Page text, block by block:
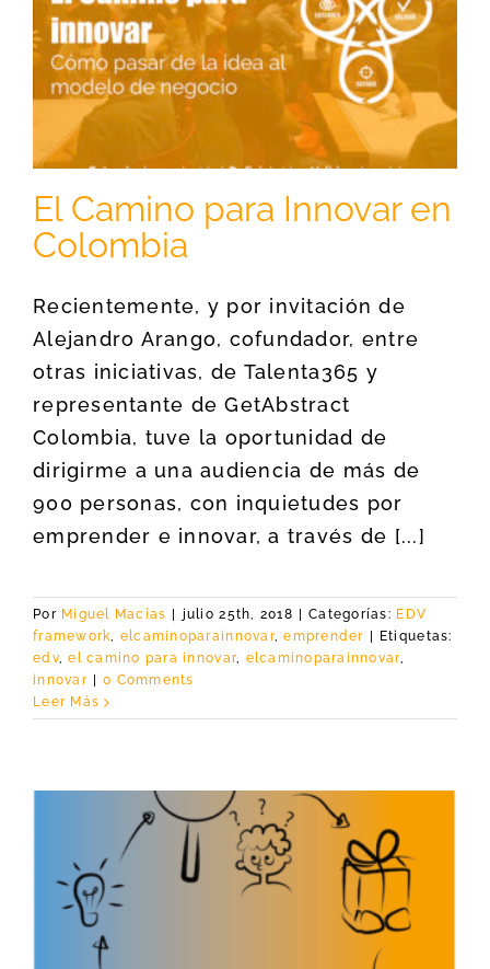
El Camino para Innovar en
Colombia
Recientemente, y por invitación de
Alejandro Arango, cofundador, entre
otras iniciativas, de Talenta365 y
representante de GetAbstract
Colombia, tuve la oportunidad de
dirigirme a una audiencia de más de
900 personas, con inquietudes por
emprender e innovar, a través de [...]
Por Miguel Macías | julio 25th, 2018 | Categorías: EDV
framework
elcaminoparainnovar,emprender | Etiquetas:
edv,el camino para innovar, elcaminoparainnovar,
innovar | 0 Comments
Leer Más